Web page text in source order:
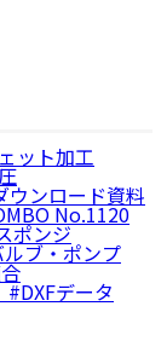
ット加工
ウンロード資料
No.1120
ポンジ
ブ・ポンプ
DXFデータ